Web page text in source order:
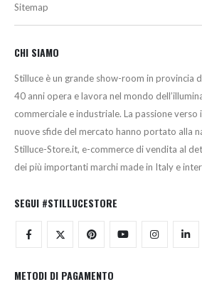
Sitemap
CHI SIAMO
Stilluce è un grande show-room in provincia
40 anni opera e lavora nel mondo
commerciale e industriale. La passione verso
nuove sfide del mercato hanno portato alla
Stilluce-Store.it, e-commerce di vendita al
dei più importanti marchi made in Italy e
SEGUI #STILLUCESTORE
METODI DI PAGAMENTO